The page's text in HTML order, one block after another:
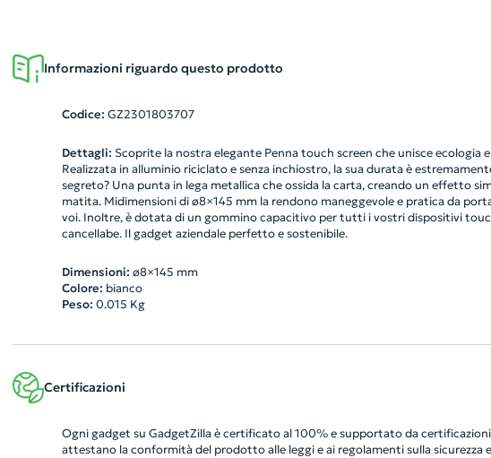
Informazioni riguardo questo prodotto
Codice: GZ2301803707
Dettagli: Scoprite la nostra elegante Penna touch screen che unisce ecologia
Realizzata in alluminio riciclato e senza inchiostro, la sua durata è
segreto? Una punta in lega metallica che ossida la carta, creando un effetto
matita. Midimensioni di ø8×145 mm la rendono maneggevole e pratica da
voi. Inoltre, è dotata di un gommino capacitivo per tutti i vostri dispositivi
cancellabe. Il gadget aziendale perfetto e sostenibile.
Dimensioni: ø8×145 mm
Colore: bianco
Peso: 0.015 Kg
Certificazioni
Ogni gadget su GadgetZilla è certificato al 100% e supportato da
attestano la conformità del prodotto alle leggi e ai regolamenti sulla sicurezza